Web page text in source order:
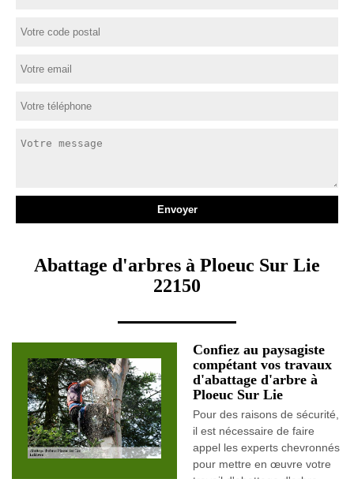
Abattage d'arbres à Ploeuc Sur Lie
22150
Confiez au paysagiste
compétant vos travaux
d'abattage d'arbre à
Ploeuc Sur Lie
Pour des raisons de sécurité,
il est nécessaire de faire
appel les experts chevronnés
pour mettre en œuvre votre